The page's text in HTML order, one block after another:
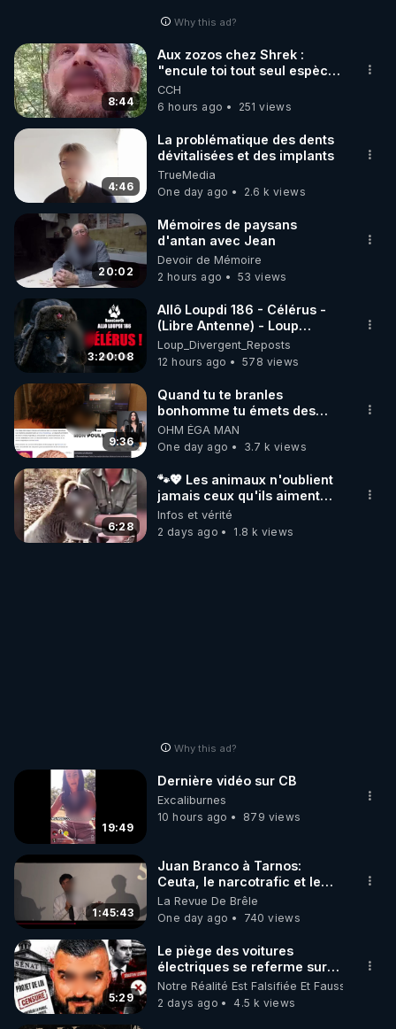
Why this ad?
8:44
Aux zozos chez Shrek :
"encule toi tout seul espèce
de mal polish"
CCH
6 hours ago
251 views
4:46
La problématique des dents
dévitalisées et des implants
TrueMedia
One day ago
2.6 k views
20:02
Mémoires de paysans
d'antan avec Jean
Devoir de Mémoire
2 hours ago
53 views
3:20:08
Allô Loupdi 186 - Célérus -
(Libre Antenne) - Loup
Divergent 2026.08.06
Loup_Divergent_Reposts
12 hours ago
578 views
9:36
Quand tu te branles
bonhomme tu émets des
ondes ils ont juste omis de
t'expliquer
OHM ÉGA MAN
One day ago
3.7 k views
6:28
🐾💖 Les animaux n'oublient
jamais ceux qu'ils aiment…
🥹❤️
Infos et vérité
2 days ago
1.8 k views
Why this ad?
19:49
Dernière vidéo sur CB
Excaliburnes
10 hours ago
879 views
1:45:43
Juan Branco à Tarnos:
Ceuta, le narcotrafic et le
pouvoir en France
La Revue De Brêle
One day ago
740 views
5:29
Le piège des voitures
électriques se referme sur
les usagers !
Notre Réalité Est Falsifiée Et Fausse
2 days ago
4.5 k views